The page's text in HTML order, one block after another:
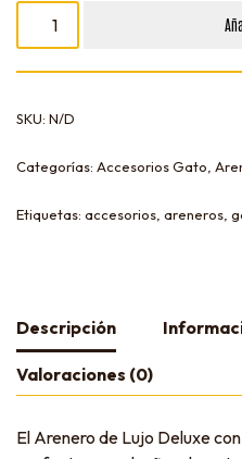
SKU: N/D
Categorías: Accesorios Gato
Etiquetas: accesorios areneros
Descripción
Valoraciones (0)
El Arenero de Lujo Deluxe